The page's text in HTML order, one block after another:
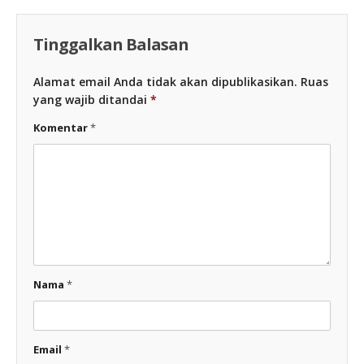
Tinggalkan Balasan
Alamat email Anda tidak akan dipublikasikan. Ruas
yang wajib ditandai *
Komentar*
Nama *
Email *